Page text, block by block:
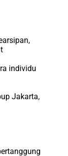
іndіvіdu
Jakarta,